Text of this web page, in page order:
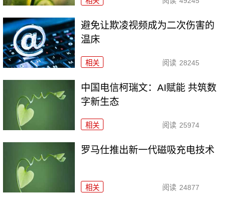
避免让欺凌视频成为二次伤害的
温床
相关 阅读 28245
中国电信柯瑞文：AI赋能 共筑数
字新生态
相关 阅读 25974
罗马仕推出新一代磁吸充电技术
相关 阅读 24877